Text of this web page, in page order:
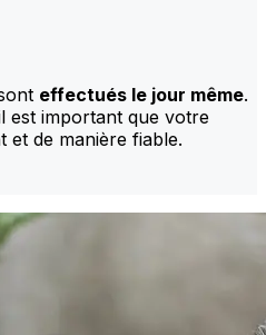
effectués le jour même.
est important que votre
et de manière fiable.